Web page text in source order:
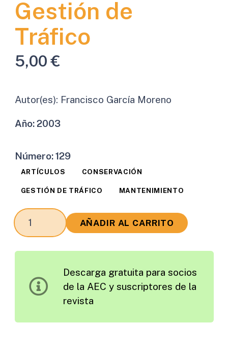
Gestión de
Tráfico
5,00€
Autor(es): Francisco García Moreno
Año:2003
Número:129
ARTÍCULOS CONSERVACIÓN
GESTIÓN DE TRÁFICO MANTENIMIENTO
Mantenimiento
de
AÑADIR AL CARRITO
Descarga gratuita para socios
de la AEC y suscriptores de la
revista